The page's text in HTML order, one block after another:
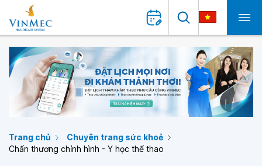
Trang chủ
Chuyên trang sức khoẻ
Chấn thương chỉnh hình - Y học thể thao